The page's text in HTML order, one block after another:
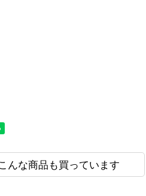
んな商品も買っています